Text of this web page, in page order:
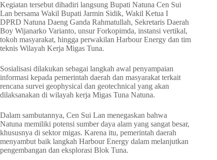
Kegiatan tersebut dihadiri langsung Bupati Natuna Cen Sui
Lan bersama Wakil Bupati Jarmin Sidik, Wakil Ketua I
DPRD Natuna Daeng Ganda Rahmatullah, Sekretaris Daerah
Boy Wijanarko Varianto, unsur Forkopimda, instansi vertikal,
tokoh masyarakat, hingga perwakilan Harbour Energy dan tim
teknis Wilayah Kerja Migas Tuna.
Sosialisasi dilakukan sebagai langkah awal penyampaian
informasi kepada pemerintah daerah dan masyarakat terkait
rencana survei geophysical dan geotechnical yang akan
dilaksanakan di wilayah kerja Migas Tuna Natuna.
Dalam sambutannya, Cen Sui Lan menegaskan bahwa
Natuna memiliki potensi sumber daya alam yang sangat besar,
khususnya di sektor migas. Karena itu, pemerintah daerah
menyambut baik langkah Harbour Energy dalam melanjutkan
pengembangan dan eksplorasi Blok Tuna.